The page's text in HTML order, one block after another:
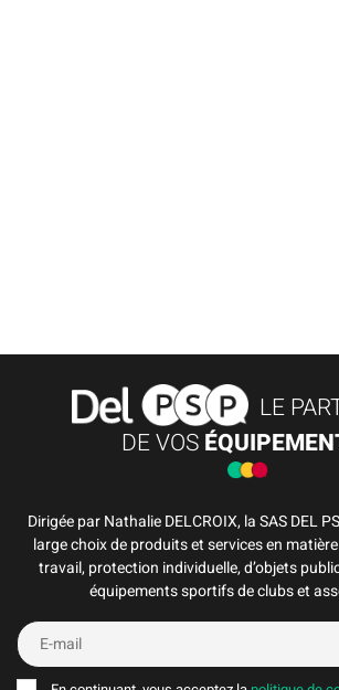
LE
DE VOS
Dirigée par Nathalie DELCROIX, la SAS DEL
large choix de produits et services en
travail, protection individuelle, d’objets
équipements sportifs de clubs et